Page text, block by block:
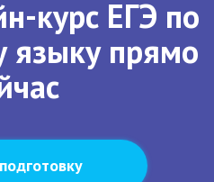
курс ЕГЭ по
языку прямо